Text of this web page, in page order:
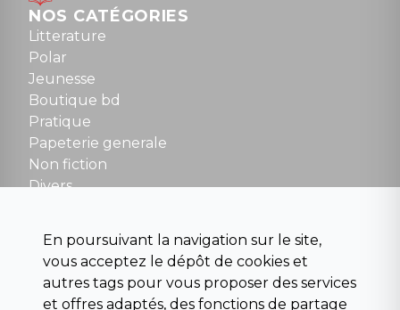
Dimanche : 10h30 à 12h30
Tel : 01 48 89 13 88
Fermé le dimanche en Juillet et Août
NOUS CONTACTER
contact@la-griffe-noire.com
NOS CATÉGORIES
Litterature
Polar
Jeunesse
Boutique bd
Pratique
Papeterie generale
Non fiction
Divers
Para scolaire
Histoire
Pochoteque
En poursuivant la navigation sur le site,
vous acceptez le dépôt de cookies et
autres tags pour vous proposer des services
et offres adaptés, des fonctions de partage